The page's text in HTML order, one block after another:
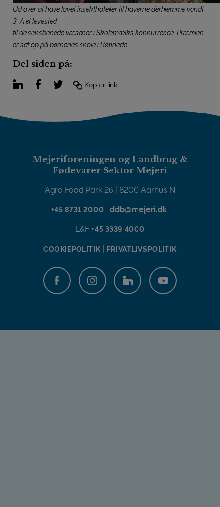
Ud over at have lavet insekthoteller til haverne derhjemme vandt
3. A et levested
til de seksbenede væsener i Skolemælks konkurrence. Præmien
er sat op på børnenes skole i Rønnede.
Del siden på:
LinkedInFacebook
TwitterKopier link
Mejeriforeningen og Landbrug &
Fødevarer Sektor Mejeri
Agro Food Park 26 | 8200 Aarhus N
+45 8731 2000 ddb@mejeri.dk
L&F+45 3339 4000
COOKIEPOLITIK PRIVATLIVSPOLITIK